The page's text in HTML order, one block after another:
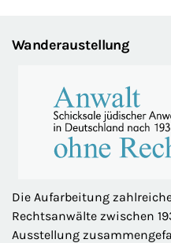
Wanderaustellung
Die Aufarbeitung
Rechtsanwälte zwischen
Ausstellung